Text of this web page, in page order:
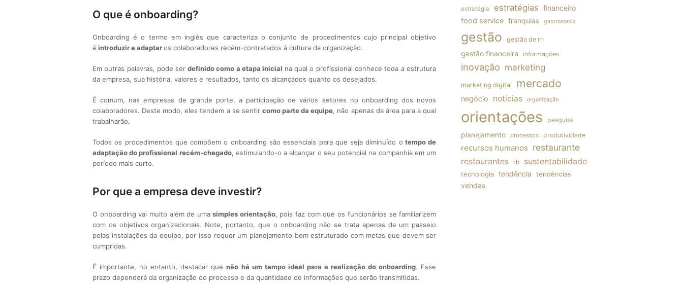
O que é onboarding?
Onboarding é o termo em inglês que caracteriza o conjunto de procedimentos cujo principal objetivo
é introduzir e adaptaros colaboradores recém-contratados à cultura da organização.
Em outras palavras, pode ser definido como a etapa inicial na qual o profissional conhece toda a estrutura
da empresa, sua história, valores e resultados, tanto os alcançados quanto os desejados.
É comum, nas empresas de grande porte, a participação de vários setores no onboarding dos novos
colaboradores. Deste modo, eles tendem a se sentir como parte da equipe, não apenas da área para a qual
trabalharão.
Todos os procedimentos que compõem o onboarding são essenciais para que seja diminuído o tempo de
adaptação do profissional recém-chegado, estimulando-o a alcançar o seu potencial na companhia em um
período mais curto.
Por que a empresa deve investir?
O onboarding vai muito além de uma simples orientação, pois faz com que os funcionários se familiarizem
com os objetivos organizacionais. Note, portanto, que o onboarding não se trata apenas de um passeio
pelas instalações da equipe, por isso requer um planejamento bem estruturado com metas que devem ser
cumpridas.
É importante, no entanto, destacar quenão há um tempo ideal para a realização do onboarding. Esse
prazo dependerá da organização do processo e da quantidade de informações que serão transmitidas.
estratégia
estratégias financeiro
food service franquias gastronomia
gestão gestão de rh
gestão financeira informações
inovação marketing
marketing digital mercado
negócio notícias organização
orientações pesquisa
planejamento processos produtividade
recursos humanos restaurante
restaurantes rh sustentabilidade
tecnologia tendência tendências
vendas